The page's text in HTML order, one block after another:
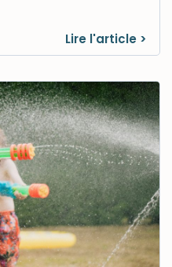
Lire l'article >